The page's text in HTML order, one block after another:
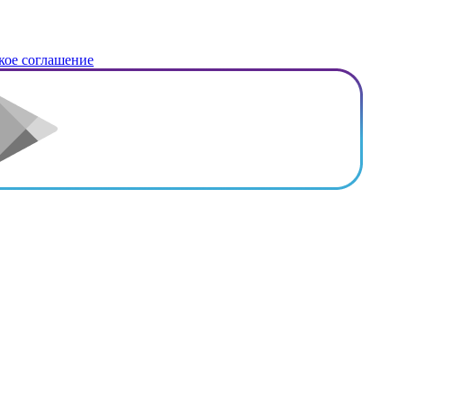
соглашение